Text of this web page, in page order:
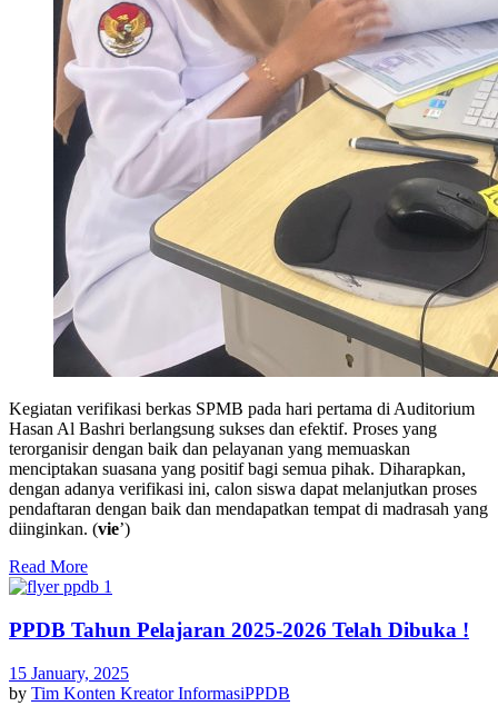
Kegiatan verifikasi berkas SPMB pada hari pertama di Auditorium
Hasan Al Bashri berlangsung sukses dan efektif. Proses yang
terorganisir dengan baik dan pelayanan yang memuaskan
menciptakan suasana yang positif bagi semua pihak. Diharapkan,
dengan adanya verifikasi ini, calon siswa dapat melanjutkan proses
pendaftaran dengan baik dan mendapatkan tempat di madrasah yang
diinginkan. (vie’)
Read More
PPDB Tahun Pelajaran 2025-2026 Telah Dibuka !
15 January, 2025
by Tim Konten KreatorInformasiPPDB